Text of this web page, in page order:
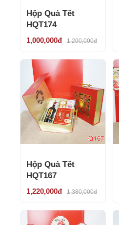
Hộp Quà Tết
HQT174
1,000,000đ 1,200,000đ
Hộp Quà Tết
HQT167
1,220,000đ 1,380,000đ